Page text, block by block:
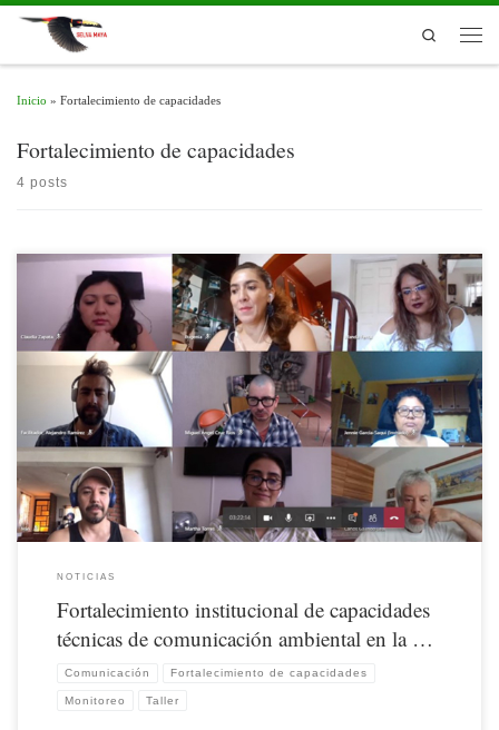
Skip to content
Search
Inicio » Fortalecimiento de capacidades
Fortalecimiento de capacidades
4 posts
Comunicar información relevante tanto a la ciudadanía, como a tomadores de
decisión política, es parte de las labores de conservación y desarrollo sostenible
NOTICIAS
Fortalecimiento institucional de capacidades
técnicas de comunicación ambiental en la …
Comunicación Fortalecimiento de capacidades
Monitoreo Taller